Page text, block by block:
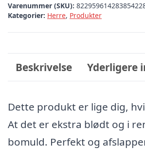
Varenummer (SKU):
Kategorier: Herre, Produkter
Beskrivelse Yderligere
Dette produkt er lige dig,
At det er ekstra blødt og i
bomuld. Perfekt og